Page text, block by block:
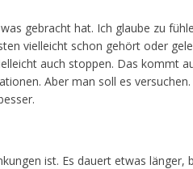
gebracht hat. Ich glaube zu
vielleicht schon gehört oder
auch stoppen. Das kommt
Aber man soll es
ist. Es dauert etwas länger,